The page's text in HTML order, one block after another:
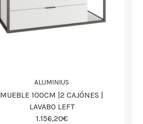
ALUMINIUS
MUEBLE 100CM |2 CAJÓNES |
LAVABO LEFT
1.156,20€